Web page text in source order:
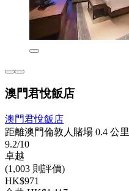
澳門君悅飯店
澳門君悅飯店
距離澳門倫敦人賭場 0.4 公里
9.2/10
卓越
(1,003 則評價)
HK$971